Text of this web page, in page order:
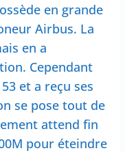
en grande
Airbus. La
en a
Cependant
et a reçu ses
se pose tout de
attend fin
pour éteindre